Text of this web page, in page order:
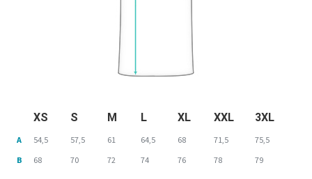
XS S M L XL XXL 3XL
A 54,5 57,5 61 64,5 68 71,5
75,5
B
68 70 72 74 76 78 79